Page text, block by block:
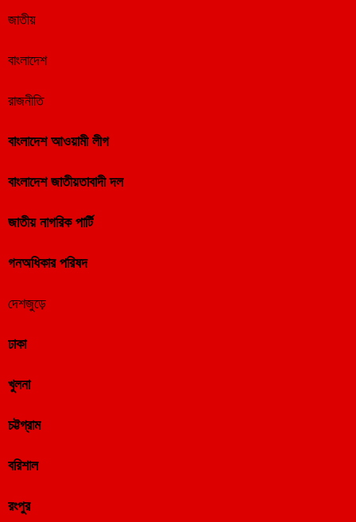
জাতীয়
বাংলাদেশ
রাজনীতি
বাংলাদেশ আওয়ামী লীগ
বাংলাদেশ জাতীয়তাবাদী দল
জাতীয় নাগরিক পার্টি
গনঅধিকার পরিষদ
দেশজুড়ে
ঢাকা
খুলনা
চট্টগ্রাম
বরিশাল
রংপুর